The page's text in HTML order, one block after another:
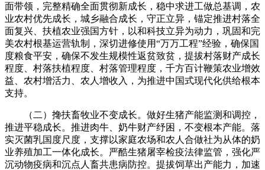
面带领，完整精确全面贯彻新成长，稳中求进工做总基调，农
业农村优先成长，城乡融合成长，守正立异，锚定推进村落全
面复兴、扶植农业强国方针，以和科技立异为动力，巩固和完
美农村根基运营轨制，深切进修使用“万万工程”经验，确保国
度粮食平安，确保不发生规模性返贫致贫，提拔村落财产成长
程度、村落扶植程度、村落管理程度，千方百计鞭策农业增效
益、农村增活力、农人增收入，为推进中国式现代化供给根本
支持。
（二）搀扶畜牧业不变成长。做好生猪产能监测和调控，
推进平稳成长。推进肉牛、奶牛财产纾困，不变根本产能。落
实灭菌乳国度尺度，支撑以家庭农场和农人合做社为从体的奶
业养殖加工一体化成长。严酷生猪屠宰检疫法律监管，强化严
沉动物疫病和沉点人畜共患病防控。提拔饲草出产能力，加速